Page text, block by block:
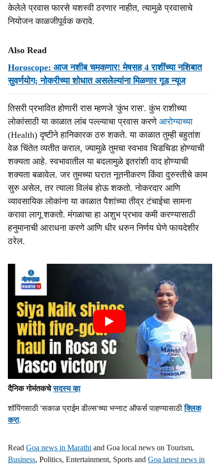
केलेले प्रवास फारसे यशस्वी ठरणार नाहीत, त्यामुळे प्रवासाचे
नियोजन काळजीपूर्वक करावे.
Also Read
Horoscope: आज नशीब चमकणार! मेषसह 4 राशींच्या नशिबात
सुवर्णयोग; नोकरीच्या शोधात असलेल्यांना मिळणार गूड न्यूज
तिसरी प्रभावित होणारी रास म्हणजे 'कुंभ रास'. कुंभ राशीच्या
लोकांसाठी या काळात लांब पल्ल्याचा प्रवास करणे आरोग्याच्या
(Health) दृष्टीने हानिकारक ठरु शकते. या काळात तुम्ही बहुतांश
वेळ चिंतेत व्यतीत कराल, ज्यामुळे तुमचा स्वभाव चिडचिडा होण्याची
शक्यता आहे. स्वभावातील या बदलामुळे इतरांशी वाद होण्याची
शक्यता बळावेल. जर तुमच्या घरात नूतनीकरण किंवा दुरुस्तीचे काम
सुरु असेल, तर त्याला विलंब होऊ शकतो. नोकरदार आणि
व्यावसायिक लोकांना या काळात पैशांच्या तीव्र टंचाईचा सामना
करावा लागू शकतो. मंगळाचा हा अशुभ प्रभाव कमी करण्यासाठी
हनुमानाची आराधना करणे आणि धीर धरुन निर्णय घेणे फायदेशीर
ठरेल.
दैनिक गोमंतकचेसदस्य व्हा
शॉपिंगसाठी 'सकाळ प्राईम डील्स'च्या भन्नाट ऑफर्स पाहण्यासाठीक्लिक
करा.
Read Goa news in Marathi and Goa local news on Tourism,
Business, Politics, Entertainment, Sports and Goa latest news in